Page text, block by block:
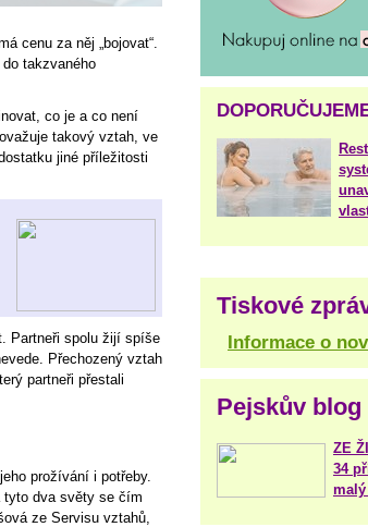
cenu za něj „bojovat“.
takzvaného
co je a co není
takový vztah, ve
jiné příležitosti
Partneři spolu žijí spíše
Přechozený vztah
partneři přestali
prožívání i potřeby.
tyto dva světy se čím
ze Servisu vztahů,
Tiskové
Informace o
Pejskův blog
ZE
34
malý